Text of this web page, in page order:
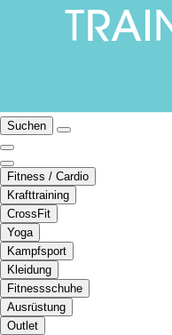
Suchen
Fitness / Cardio
Krafttraining
CrossFit
Yoga
Kampfsport
Kleidung
Fitnessschuhe
Ausrüstung
Outlet